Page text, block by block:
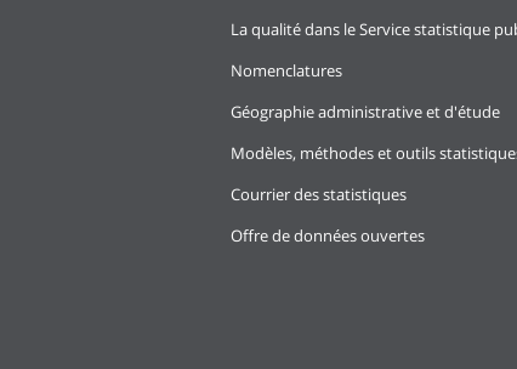
La qualité dans le Service statistique
Nomenclatures
Géographie administrative et d'étude
Modèles, méthodes et outils
Courrier des statistiques
Offre de données ouvertes